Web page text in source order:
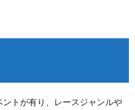
トが有り、レースジャンルや